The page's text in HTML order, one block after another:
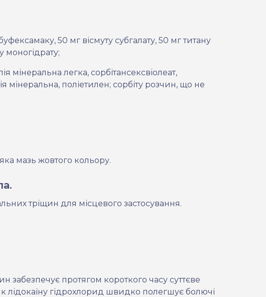
50 мг вісмуту субгалату, 50 мг титану
моногідрату;
мінеральна легка, сорбітансексвіолеат,
мінеральна, поліетилен; сорбіту розчин, що не
мазь жовтого кольору.
тріщин для місцевого застосування.
забезпечує протягом короткого часу суттєве
гідрохлорид швидко полегшує болючі